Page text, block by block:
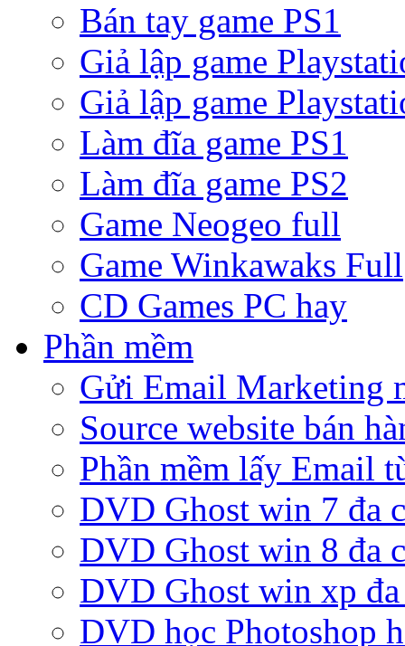
Bán tay game PS1
Giả lập game
Giả lập game
Làm đĩa game PS1
Làm đĩa game PS2
Game Neogeo full
Game Winkawaks Full
CD Games PC hay
Phần mềm
Gửi Email Marketing
Source website bán
Phần mềm lấy Email
DVD Ghost win 7 đa
DVD Ghost win 8 đa
DVD Ghost win xp
DVD học Photoshop